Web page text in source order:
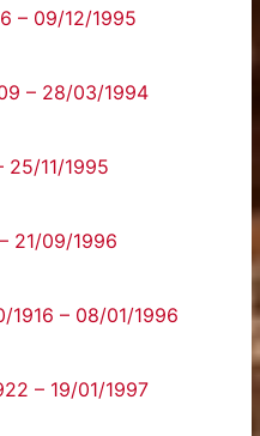
– 09/12/1995
– 28/03/1994
25/11/1995
21/09/1996
1916 – 08/01/1996
– 19/01/1997